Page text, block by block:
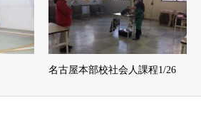
名古屋本部校社会人課程1/26